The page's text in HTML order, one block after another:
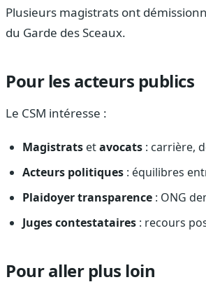
Plusieurs magistrats ont
du Garde des Sceaux.
Pour les acteurs publics
Le CSM intéresse :
Magistrats etavocats : carrière,
Acteurs politiques : équilibres
Plaidoyer transparence : ONG
Juges contestataires : recours
Pour aller plus loin